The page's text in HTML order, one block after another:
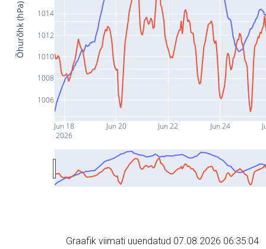
Jun 18
2026
Jun 20 Jun 22 Jun 24
1006
1008
1010
1012
1014
Õhurõhk (hPa)
Graafik viimati uuendatud 07.08.2026 06:35:04